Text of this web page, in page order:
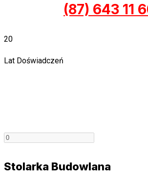
(87) 643 11
20
Lat Doświadczeń
Stolarka Budowlana